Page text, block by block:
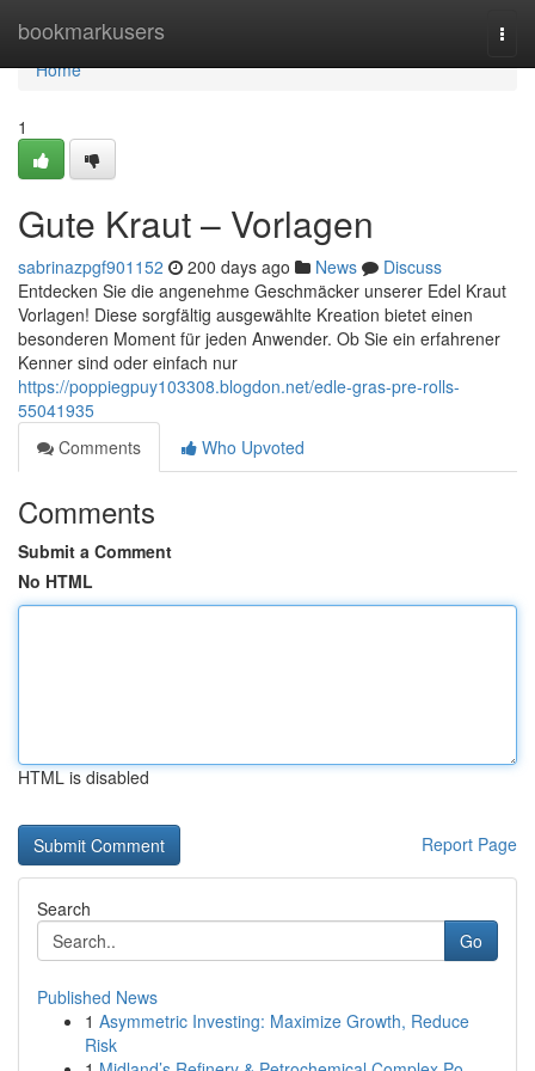
bookmarkusers
Home
Home
1
Gute Kraut – Vorlagen
sabrinazpgf901152 200 days ago News
Discuss
Entdecken Sie die angenehme Geschmäcker unserer Edel Kraut
Vorlagen! Diese sorgfältig ausgewählte Kreation bietet einen
besonderen Moment für jeden Anwender. Ob Sie ein erfahrener
Kenner sind oder einfach nur
https://poppiegpuy103308.blogdon.net/edle-gras-pre-rolls-
55041935
Comments
Who Upvoted
Comments
Submit a Comment
No HTML
HTML is disabled
Report Page
Search
Go
Published News
1 Asymmetric Investing: Maximize Growth, Reduce
Risk